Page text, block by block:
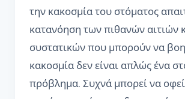
την κακοσμία του στόματος
κατανόηση των πιθανών αιτιών
συστατικών που μπορούν να
κακοσμία δεν είναι απλώς ένα
πρόβλημα. Συχνά μπορεί να